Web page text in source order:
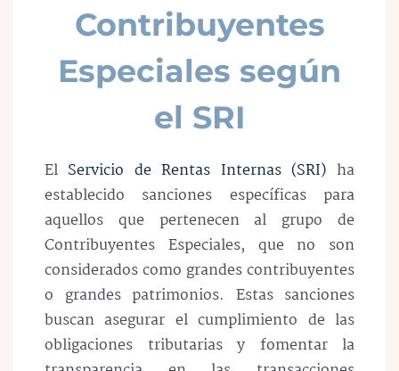
Contribuyentes
Especiales según
el SRI
El Servicio de Rentas Internas (SRI) ha
establecido sanciones específicas para
aquellos que pertenecen al grupo de
Contribuyentes Especiales, que no son
considerados como grandes contribuyentes
o grandes patrimonios. Estas sanciones
buscan asegurar el cumplimiento de las
obligaciones tributarias y fomentar la